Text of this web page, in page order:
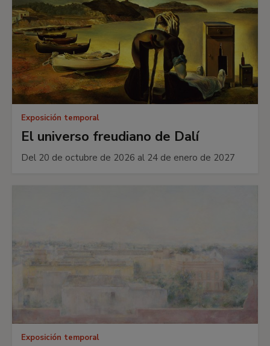
Exposición temporal
El universo freudiano de Dalí
Del 20 de octubre de 2026 al 24 de enero de 2027
Exposición temporal